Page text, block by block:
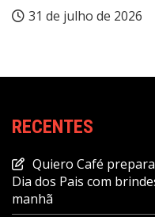
31 de julho de 2026
RECENTES
Quiero Café
Dia dos Pais com
manhã